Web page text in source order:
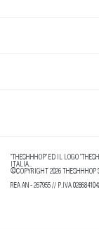
"THESHHHOP" ED IL LOGO
ITALIA..
©COPYRIGHT 2026
REA AN - 267955 // P.IVA